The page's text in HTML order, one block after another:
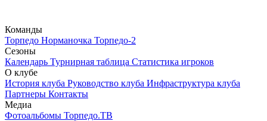
Команды
Торпедо Норманочка Торпедо-2
Сезоны
Календарь Турнирная таблица Статистика игроков
О клубе
История клуба Руководство клуба Инфраструктура клуба
Партнеры Контакты
Медиа
Фотоальбомы Торпедо.ТВ